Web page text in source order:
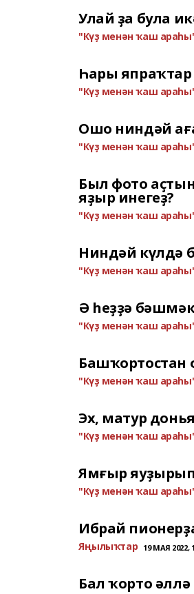
Улай ҙа була
"Күҙ менән ҡаш
Һары япраҡтар
"Күҙ менән ҡаш
Ошо ниндәй
"Күҙ менән ҡаш
Был фото
яҙыр инегеҙ?
"Күҙ менән ҡаш
Ниндәй күлдә
"Күҙ менән ҡаш
Ә һеҙҙә
"Күҙ менән ҡаш
Башҡортостан
"Күҙ менән ҡаш
Эх, матур
"Күҙ менән ҡаш
Ямғыр
"Күҙ менән ҡаш
Ибрай
Яңылыҡтар 19 МАЯ 2022,
Бал ҡорто